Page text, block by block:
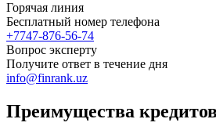
Горячая линия
Бесплатный номер телефона
+7747-876-56-74
Вопрос эксперту
Получите ответ в течение дня
info@finrank.uz
Преимущества